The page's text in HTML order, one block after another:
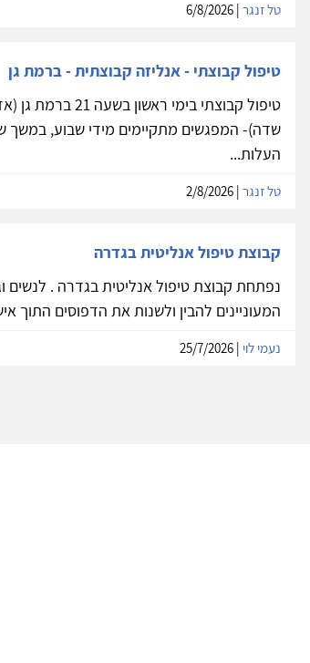
טל זנגר
טיפול קבוצתי - אנליזה קבוצתית - ברמת גן
טיפול קבוצתי בימי ראשון
שדה)- המפגשים מתקיימים מידי שבוע, במשך
העלות...
טל זנגר
קבוצת טיפול אנליטית בגדרה
נפתחת קבוצת טיפול אנליטית בגדרה . לנשים
המעוניינים להבין ולשנות את הדפוסים התוך
נעמי לוי